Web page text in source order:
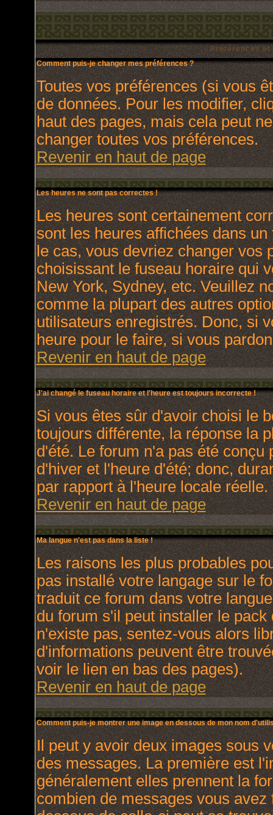
Préférences
Comment puis-je changer mes préférences ?
Toutes vos préférences (si vous
de données. Pour les modifier,
haut des pages, mais cela peut
changer toutes vos préférences.
Revenir en haut de page
Les heures ne sont pas correctes !
Les heures sont certainement
sont les heures affichées dans
le cas, vous devriez changer vos
choisissant le fuseau horaire qui
New York, Sydney, etc. Veuillez
comme la plupart des autres
utilisateurs enregistrés. Donc, si
heure pour le faire, si vous
Revenir en haut de page
J'ai changé le fuseau horaire et l'heure est toujours incorrecte !
Si vous êtes sûr d'avoir choisi le
toujours différente, la réponse la
d'été. Le forum n'a pas été
d'hiver et l'heure d'été; donc,
par rapport à l'heure locale réelle.
Revenir en haut de page
Ma langue n'est pas dans la liste !
Les raisons les plus probables
pas installé votre langage sur le
traduit ce forum dans votre
du forum s'il peut installer le
n'existe pas, sentez-vous alors
d'informations peuvent être
voir le lien en bas des pages).
Revenir en haut de page
Comment puis-je montrer une image en dessous de mon nom
Il peut y avoir deux images sous
des messages. La première est
généralement elles prennent la
combien de messages vous